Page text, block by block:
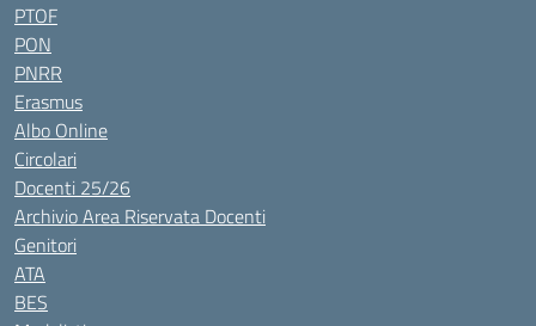
PTOF
PON
PNRR
Erasmus
Albo Online
Circolari
Docenti 25/26
Archivio Area Riservata Docenti
Genitori
ATA
BES